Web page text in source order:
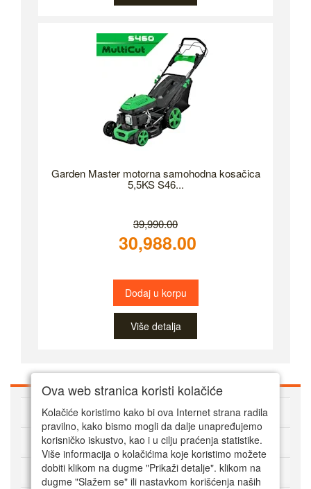
Garden Master motorna samohodna kosačica
5,5KS S46...
39,990.00
30,988.00
Dodaj u korpu
Više detalja
O Super alatima
Kako kupovati online
Korisnički servis
Ova web stranica koristi kolačiće
Kolačiće koristimo kako bi ova Internet strana radila
pravilno, kako bismo mogli da dalje unapređujemo
korisničko iskustvo, kao i u cilju praćenja statistike.
Više informacija o kolačićima koje koristimo možete
dobiti klikom na dugme "Prikaži detalje". klikom na
dugme "Slažem se" ili nastavkom korišćenja naših